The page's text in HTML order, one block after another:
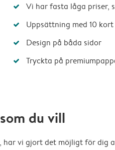
Vi har fasta låga priser,
Uppsättning med 10
Design på båda sidor
Tryckta på
du vill
har vi gjort det möjligt för dig